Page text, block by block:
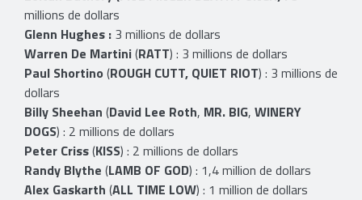
millions de dollars
Glenn Hughes : 3 millions de dollars
Warren De Martini(RATT) : 3 millions de dollars
Paul Shortino (ROUGH CUTT, QUIET RIOT) : 3 millions de
dollars
Billy Sheehan (David Lee Roth, MR. BIG, WINERY
DOGS) : 2 millions de dollars
Peter Criss(KISS) : 2 millions de dollars
Randy Blythe (LAMB OF GOD) : 1,4 million de dollars
Alex Gaskarth (ALL TIME LOW) : 1 million de dollars